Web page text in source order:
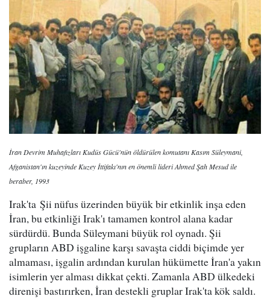
İran Devrim Muhafızları Kudüs Gücü'nün öldürülen komutanı Kasım Süleymani,
Afganistan'ın kuzeyinde Kuzey İttifakı'nın en önemli lideri Ahmed Şah Mesud ile
beraber, 1993
Irak'ta Şii nüfus üzerinden büyük bir etkinlik inşa eden
İran, bu etkinliği Irak'ı tamamen kontrol alana kadar
sürdürdü. Bunda Süleymani büyük rol oynadı. Şii
grupların ABD işgaline karşı savaşta ciddi biçimde yer
almaması, işgalin ardından kurulan hükümette İran'a yakın
isimlerin yer alması dikkat çekti. Zamanla ABD ülkedeki
direnişi bastırırken, İran destekli gruplar Irak'ta kök saldı.